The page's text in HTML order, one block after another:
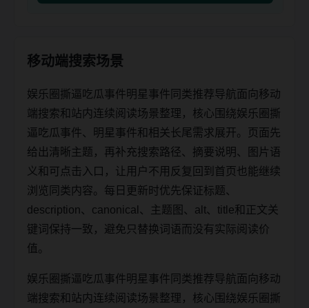
移动端搜索场景
娱乐圈撕逼吃瓜事件明星事件同类推荐导航面向移动
端搜索和站内连续阅读场景整理，核心围绕娱乐圈撕
逼吃瓜事件、明星事件和相关长尾需求展开。页面先
给出清晰主题，再补充搜索路径、摘要说明、图片语
义和可点击入口，让用户不用反复回到首页也能继续
浏览同类内容。每日更新时优先保证标题、
description、canonical、主题图、alt、title和正文关
键词保持一致，避免只替换词语而没有实际阅读价
值。
娱乐圈撕逼吃瓜事件明星事件同类推荐导航面向移动
端搜索和站内连续阅读场景整理，核心围绕娱乐圈撕